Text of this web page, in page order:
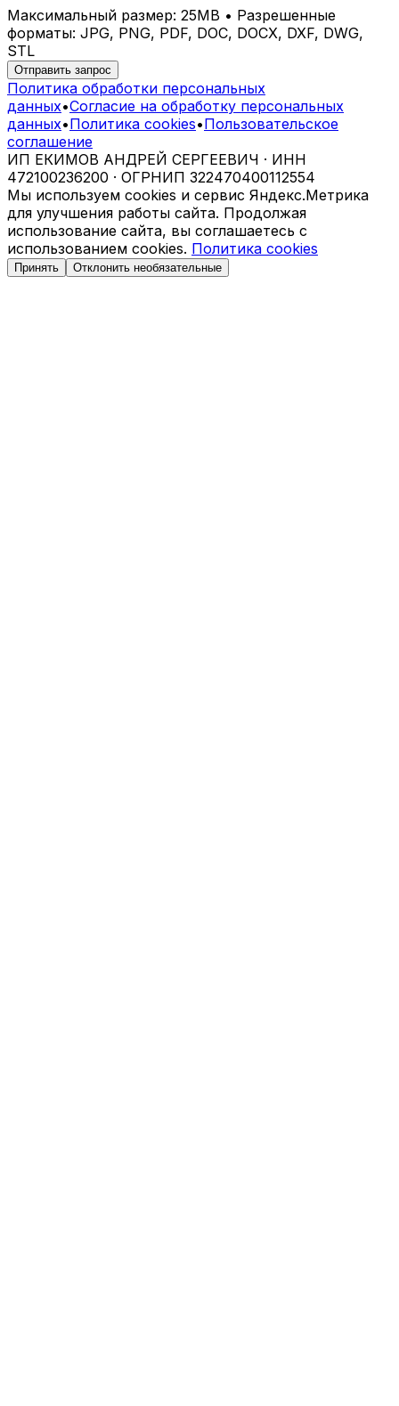
Максимальный размер: 25MB • Разрешенные
форматы: JPG, PNG, PDF, DOC, DOCX, DXF, DWG,
STL
Отправить запрос
Политика обработки персональных
данных•Согласие на обработку персональных
данных•Политика cookies•Пользовательское
соглашение
ИП ЕКИМОВ АНДРЕЙ СЕРГЕЕВИЧ · ИНН
472100236200 · ОГРНИП 322470400112554
Мы используем cookies и сервис Яндекс.Метрика
для улучшения работы сайта. Продолжая
использование сайта, вы соглашаетесь с
использованием cookies. Политика cookies
Принять Отклонить необязательные